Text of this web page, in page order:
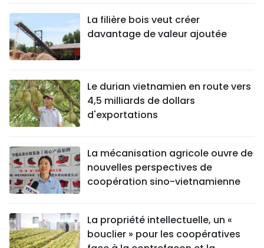
La filière bois veut créer
davantage de valeur ajoutée
Le durian vietnamien en route vers
4,5 milliards de dollars
d'exportations
La mécanisation agricole ouvre de
nouvelles perspectives de
coopération sino-vietnamienne
La propriété intellectuelle, un «
bouclier » pour les coopératives